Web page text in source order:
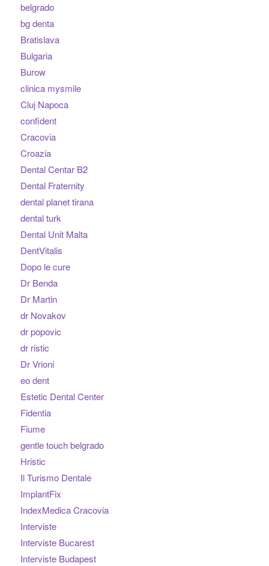
belgrado
bg denta
Bratislava
Bulgaria
Burow
clinica mysmile
Cluj Napoca
confident
Cracovia
Croazia
Dental Centar B2
Dental Fraternity
dental planet tirana
dental turk
Dental Unit Malta
DentVitalis
Dopo le cure
Dr Benda
Dr Martin
dr Novakov
dr popovic
dr ristic
Dr Vrioni
eo dent
Estetic Dental Center
Fidentia
Fiume
gentle touch belgrado
Hristic
Il Turismo Dentale
ImplantFix
IndexMedica Cracovia
Interviste
Interviste Bucarest
Interviste Budapest